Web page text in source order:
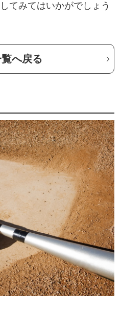
てみてはいかがでしょう
へ戻る